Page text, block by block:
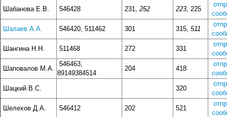
Шабанова Е.В. 546428 231, 252 223, 225
Шалаев А.А.
546420, 511462 301 315, 511
Шангина Н.Н.
511468 272 331
Шаповалов М.А.
546463,
89149384514
204 418
Шацкий В.С.
320
Шелехов Д.А.
546412 202 521